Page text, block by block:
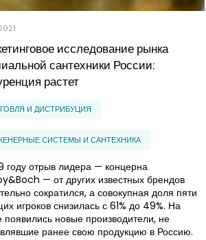
исследование рынка
сантехники России:
растет
И ДИСТРИБУЦИЯ
СИСТЕМЫ И САНТЕХНИКА
году отрыв лидера — концерна
— от других известных брендов
сократился, а совокупная доля пяти
игроков снизилась с 61% до 49%. На
появились новые производители, не
ранее свою продукцию в Россию.